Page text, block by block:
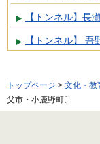
【トンネル】長
【トンネル】 吾
トップページ > 文化・教
父市・小鹿野町〕